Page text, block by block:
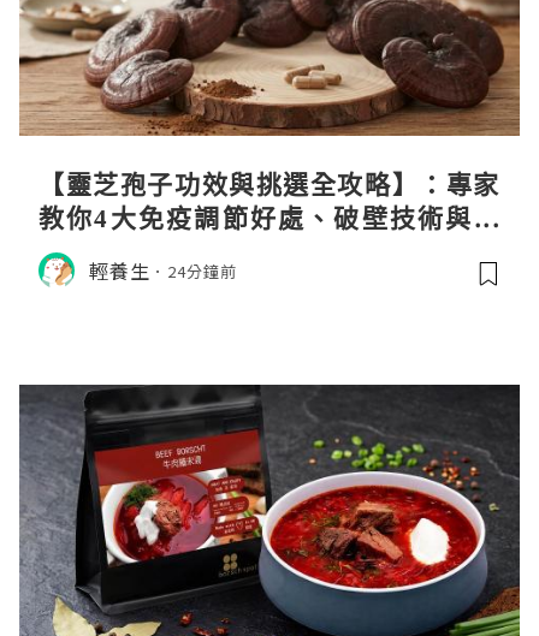
【靈芝孢子功效與挑選全攻略】：專家
教你4大免疫調節好處、破壁技術與挑
選秘訣
輕養生 24分鐘前